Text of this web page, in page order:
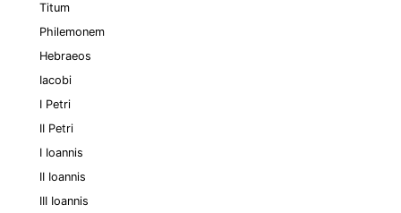
Titum
Philemonem
Hebraeos
Iacobi
I Petri
II Petri
I Ioannis
II Ioannis
III Ioannis